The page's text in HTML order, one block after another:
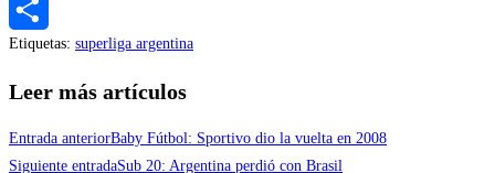
Messenger
Compartir
Etiquetas: superliga argentina
Leer más artículos
Entrada anteriorBaby Fútbol: Sportivo dio la vuelta en 2008
Siguiente entradaSub 20: Argentina perdió con Brasil